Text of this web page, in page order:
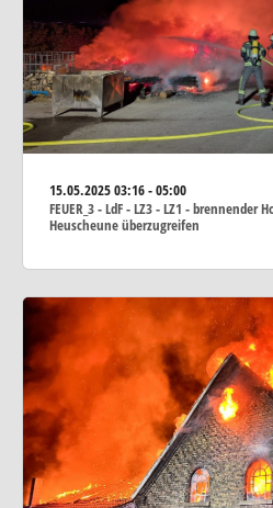
15.05.202503:16 - 05:00
FEUER_3 - LdF - LZ3 - LZ1 -
Heuscheune überzugreifen